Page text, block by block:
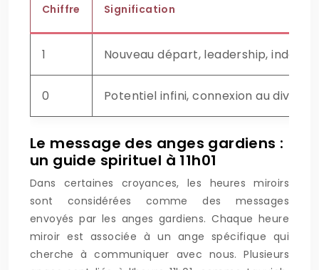
Chiffre Signification
1 Nouveau départ, leadership,
0 Potentiel infini, connexion au divin,
Le message des anges gardiens :
un guide spirituel à 11h01
Dans certaines croyances, les heures miroirs
sont considérées comme des messages
envoyés par les anges gardiens. Chaque heure
miroir est associée à un ange spécifique qui
cherche à communiquer avec nous. Plusieurs